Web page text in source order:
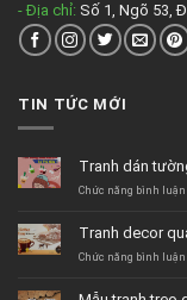
- Địa chỉ: Số 1, Ngõ 53,
TIN TỨC MỚI
Tranh dán
Chức năng bình luận
Tranh decor
Chức năng bình luận